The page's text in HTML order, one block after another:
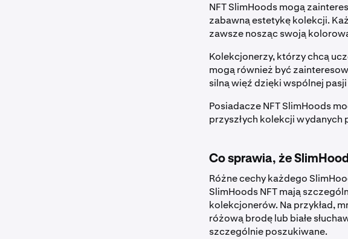
NFT SlimHoods mogą
zabawną estetykę kolekcji.
zawsze nosząc swoją
Kolekcjonerzy, którzy chcą
mogą również być
silną więź dzięki wspólnej
Posiadacze NFT SlimHoods
przyszłych kolekcji wydanych
Co sprawia, że
Różne cechy każdego
SlimHoods NFT mają
kolekcjonerów. Na przykład,
różową brodę lub białe
szczególnie poszukiwane.